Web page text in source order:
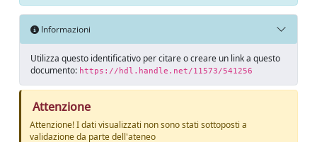
Informazioni
Utilizza questo identificativo per citare o creare un link a questo
documento: https://hdl.handle.net/11573/541256
Attenzione
Attenzione! I dati visualizzati non sono stati sottoposti a
validazione da parte dell'ateneo